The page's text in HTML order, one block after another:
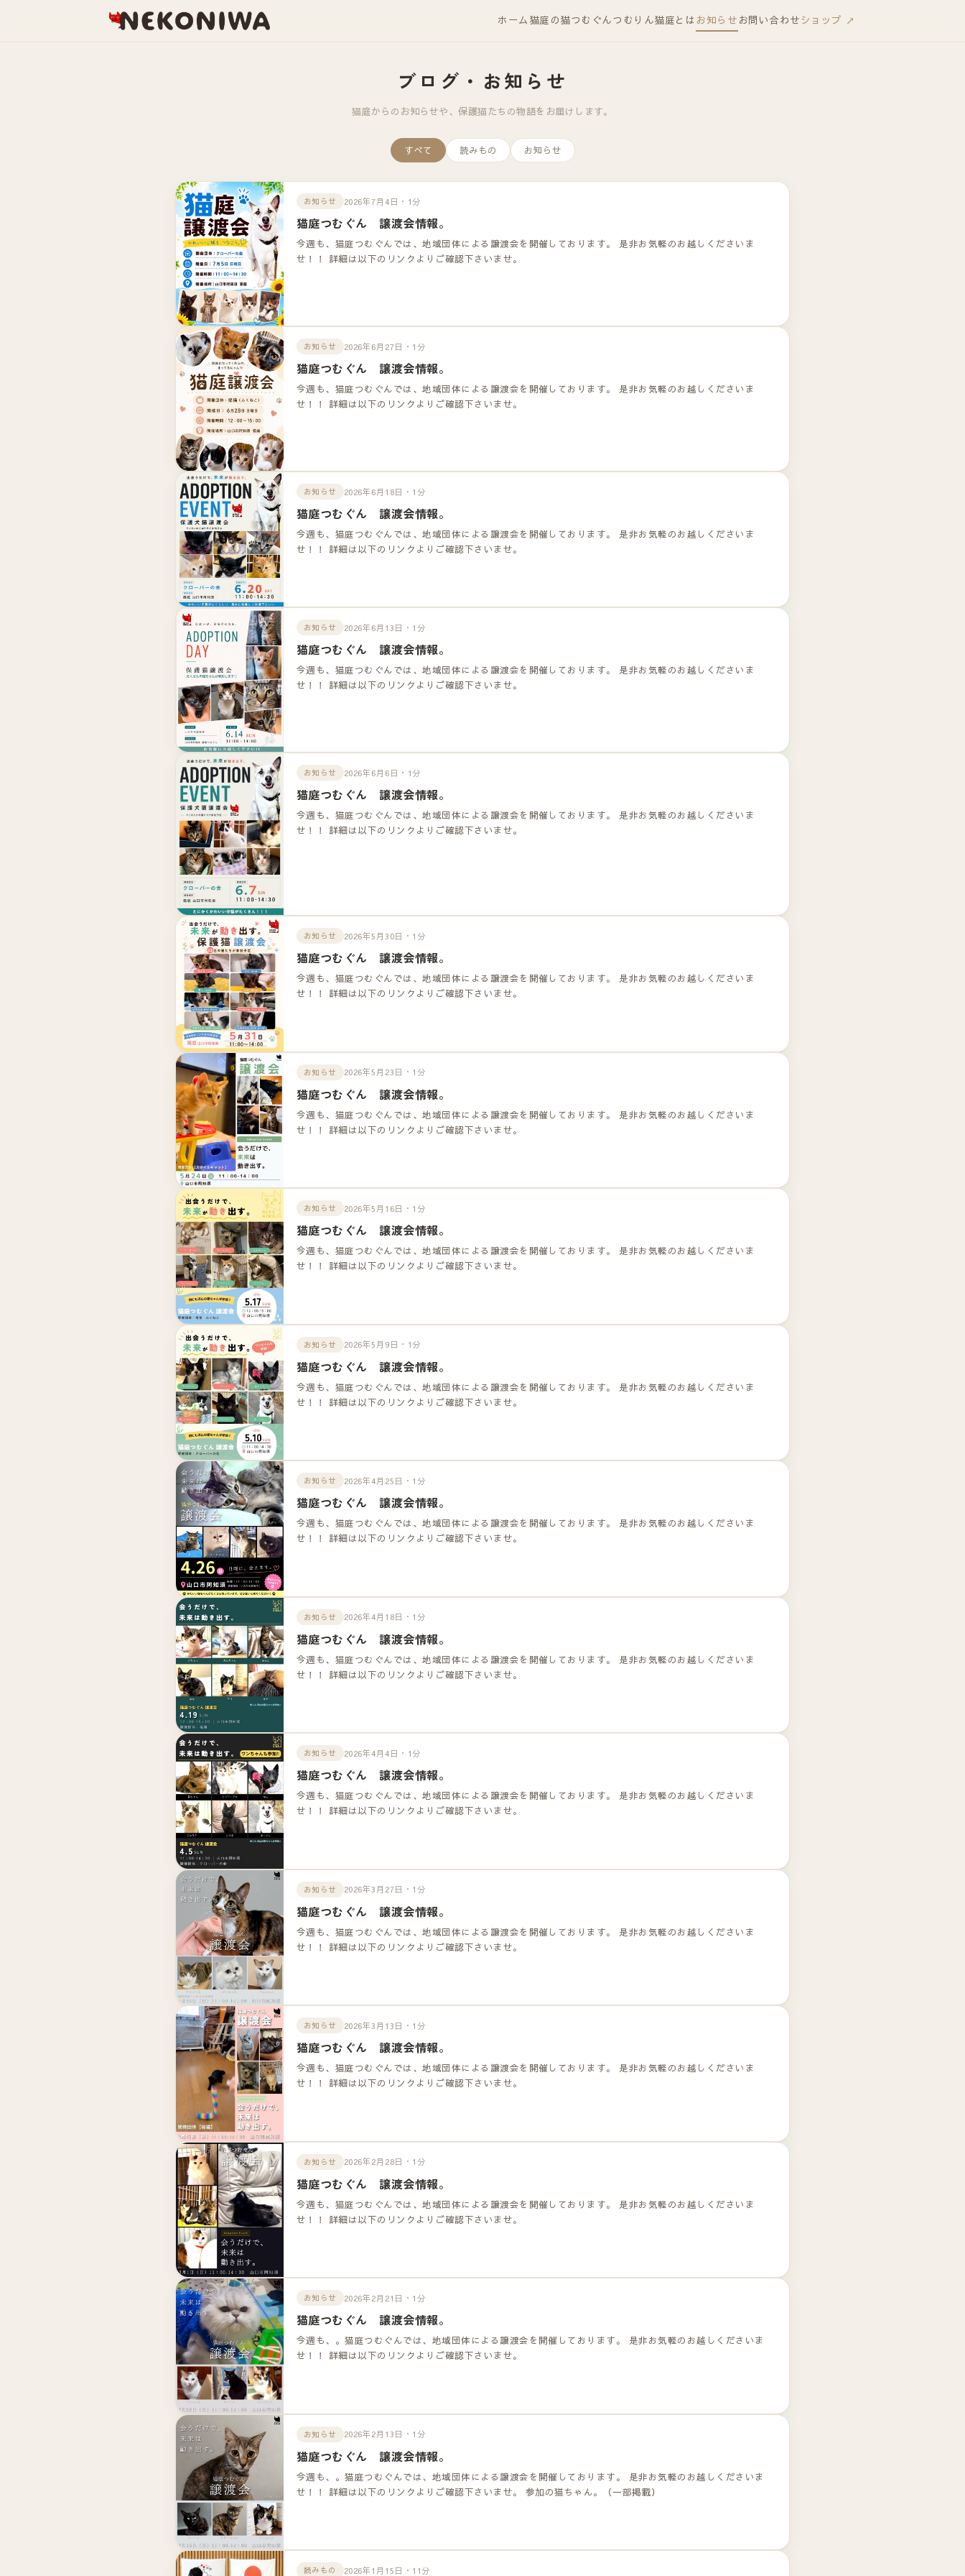
ホーム 猫庭の猫つむぐんつむりん猫庭とは お知らせ お問い合わせショップ ↗
ブログ・お知らせ
猫庭からのお知らせや、保護猫たちの物語をお届けします。
すべて 読みもの お知らせ
お知らせ 2026年7月4日・1分
猫庭つむぐん 譲渡会情報。
今週も、猫庭つむぐんでは、地域団体による譲渡会を開催しております。 是非お気軽のお越しくださいま
せ！！ 詳細は以下のリンクよりご確認下さいませ。
お知らせ 2026年6月27日・1分
猫庭つむぐん 譲渡会情報。
今週も、猫庭つむぐんでは、地域団体による譲渡会を開催しております。 是非お気軽のお越しくださいま
せ！！ 詳細は以下のリンクよりご確認下さいませ。
お知らせ 2026年6月18日・1分
猫庭つむぐん 譲渡会情報。
今週も、猫庭つむぐんでは、地域団体による譲渡会を開催しております。 是非お気軽のお越しくださいま
せ！！ 詳細は以下のリンクよりご確認下さいませ。
お知らせ 2026年6月13日・1分
猫庭つむぐん 譲渡会情報。
今週も、猫庭つむぐんでは、地域団体による譲渡会を開催しております。 是非お気軽のお越しくださいま
せ！！ 詳細は以下のリンクよりご確認下さいませ。
お知らせ 2026年6月6日・1分
猫庭つむぐん 譲渡会情報。
今週も、猫庭つむぐんでは、地域団体による譲渡会を開催しております。 是非お気軽のお越しくださいま
せ！！ 詳細は以下のリンクよりご確認下さいませ。
お知らせ 2026年5月30日・1分
猫庭つむぐん 譲渡会情報。
今週も、猫庭つむぐんでは、地域団体による譲渡会を開催しております。 是非お気軽のお越しくださいま
せ！！ 詳細は以下のリンクよりご確認下さいませ。
お知らせ 2026年5月23日・1分
猫庭つむぐん 譲渡会情報。
今週も、猫庭つむぐんでは、地域団体による譲渡会を開催しております。 是非お気軽のお越しくださいま
せ！！ 詳細は以下のリンクよりご確認下さいませ。
お知らせ 2026年5月16日・1分
猫庭つむぐん 譲渡会情報。
今週も、猫庭つむぐんでは、地域団体による譲渡会を開催しております。 是非お気軽のお越しくださいま
せ！！ 詳細は以下のリンクよりご確認下さいませ。
お知らせ 2026年5月9日・1分
猫庭つむぐん 譲渡会情報。
今週も、猫庭つむぐんでは、地域団体による譲渡会を開催しております。 是非お気軽のお越しくださいま
せ！！ 詳細は以下のリンクよりご確認下さいませ。
お知らせ 2026年4月25日・1分
猫庭つむぐん 譲渡会情報。
今週も、猫庭つむぐんでは、地域団体による譲渡会を開催しております。 是非お気軽のお越しくださいま
せ！！ 詳細は以下のリンクよりご確認下さいませ。
お知らせ 2026年4月18日・1分
猫庭つむぐん 譲渡会情報。
今週も、猫庭つむぐんでは、地域団体による譲渡会を開催しております。 是非お気軽のお越しくださいま
せ！！ 詳細は以下のリンクよりご確認下さいませ。
お知らせ 2026年4月4日・1分
猫庭つむぐん 譲渡会情報。
今週も、猫庭つむぐんでは、地域団体による譲渡会を開催しております。 是非お気軽のお越しくださいま
せ！！ 詳細は以下のリンクよりご確認下さいませ。
お知らせ 2026年3月27日・1分
猫庭つむぐん 譲渡会情報。
今週も、猫庭つむぐんでは、地域団体による譲渡会を開催しております。 是非お気軽のお越しくださいま
せ！！ 詳細は以下のリンクよりご確認下さいませ。
お知らせ 2026年3月13日・1分
猫庭つむぐん 譲渡会情報。
今週も、猫庭つむぐんでは、地域団体による譲渡会を開催しております。 是非お気軽のお越しくださいま
せ！！ 詳細は以下のリンクよりご確認下さいませ。
お知らせ 2026年2月28日・1分
猫庭つむぐん 譲渡会情報。
今週も、猫庭つむぐんでは、地域団体による譲渡会を開催しております。 是非お気軽のお越しくださいま
せ！！ 詳細は以下のリンクよりご確認下さいませ。
お知らせ 2026年2月21日・1分
猫庭つむぐん 譲渡会情報。
今週も、。猫庭つむぐんでは、地域団体による譲渡会を開催しております。 是非お気軽のお越しくださいま
せ！！ 詳細は以下のリンクよりご確認下さいませ。
お知らせ 2026年2月13日・1分
猫庭つむぐん 譲渡会情報。
今週も、。猫庭つむぐんでは、地域団体による譲渡会を開催しております。 是非お気軽のお越しくださいま
せ！！ 詳細は以下のリンクよりご確認下さいませ。 参加の猫ちゃん。（一部掲載）
読みもの 2026年1月15日・11分